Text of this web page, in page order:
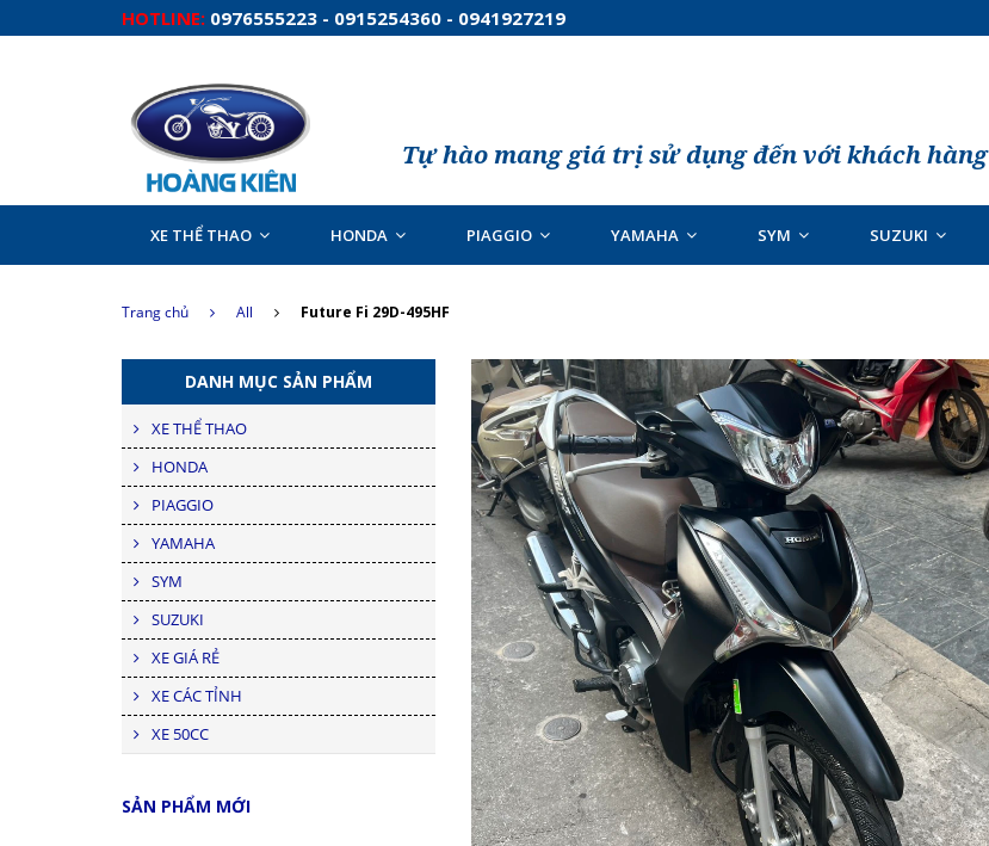
HOTLINE: 0976555223 - 0915254360 - 0941927219
Tự hào mang giá trị sử dụng đến với khách hàng
XE THỂ THAO HONDA PIAGGIO YAMAHA SYM SUZUKI
Trang chủ All Future Fi 29D-495HF
DANH MỤC SẢN PHẨM
XE THỂ THAO
HONDA
PIAGGIO
YAMAHA
SYM
SUZUKI
XE GIÁ RẺ
XE CÁC TỈNH
XE 50CC
SẢN PHẨM MỚI